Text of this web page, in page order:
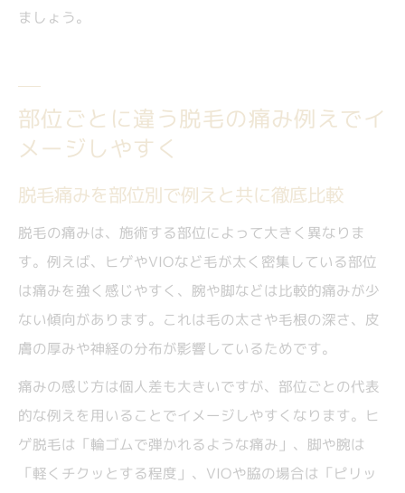
ましょう。
部位ごとに違う脱毛の痛み例えでイ
メージしやすく
脱毛痛みを部位別で例えと共に徹底比較
脱毛の痛みは、施術する部位によって大きく異なりま
す。例えば、ヒゲやVIOなど毛が太く密集している部位
は痛みを強く感じやすく、腕や脚などは比較的痛みが少
ない傾向があります。これは毛の太さや毛根の深さ、皮
膚の厚みや神経の分布が影響しているためです。
痛みの感じ方は個人差も大きいですが、部位ごとの代表
的な例えを用いることでイメージしやすくなります。ヒ
ゲ脱毛は「輪ゴムで弾かれるような痛み」、脚や腕は
「軽くチクッとする程度」、VIOや脇の場合は「ピリッ